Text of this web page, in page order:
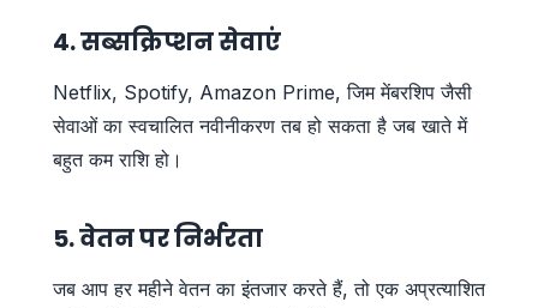
4. सब्सक्रिप्शन सेवाएं
Netflix, Spotify, Amazon Prime, जिम मेंबरशिप जैसी
सेवाओं का स्वचालित नवीनीकरण तब हो सकता है जब खाते में
बहुत कम राशि हो।
5. वेतन पर निर्भरता
जब आप हर महीने वेतन का इंतजार करते हैं, तो एक अप्रत्याशित